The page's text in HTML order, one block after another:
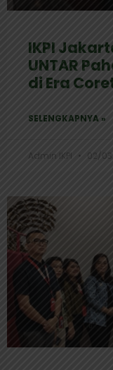
IKPI
UNTAR
di Era
SELENGKAPNYA »
Admin IKPI 02/